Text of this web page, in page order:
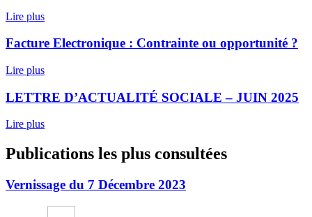
Lire plus
Facture Electronique : Contrainte ou opportunité ?
Lire plus
LETTRE D’ACTUALITÉ SOCIALE – JUIN 2025
Lire plus
Publications les plus consultées
Vernissage du 7 Décembre 2023